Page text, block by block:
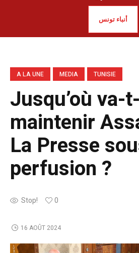
أنباء تونس
A LA UNE MEDIA TUNISIE
Jusqu’où va-
maintenir
La Presse
perfusion ?
Stop! 0
16 AOÛT 2024